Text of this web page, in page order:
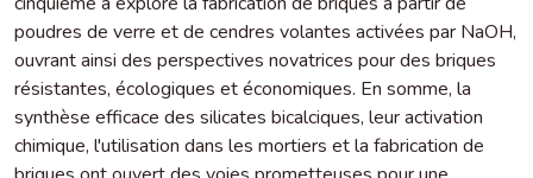
poudres de verre et de cendres volantes activées par NaOH,
ouvrant ainsi des perspectives novatrices pour des briques
résistantes, écologiques et économiques. En somme, la
synthèse efficace des silicates bicalciques, leur activation
chimique, l'utilisation dans les mortiers et la fabrication de